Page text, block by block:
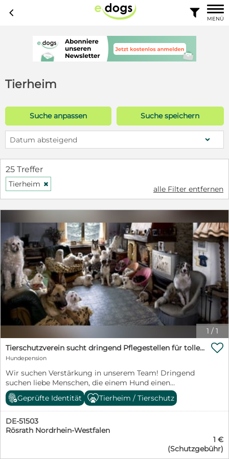
c 
MENÜ
Tierheim
Suche anpassen Suche speichern
Datum absteigend
25 Treffer
Tierheim H
alle Filter entfernen
1 / 1
Tierschutzverein sucht dringend Pflegestellen für tolle Hunde :- ) in NRW
Hundepension
Wir suchen Verstärkung in unserem Team! Dringend
suchen liebe Menschen, die einem Hund einen
Pflegeplatz bis zur Vermittlung geben möchten.
Manchen Hunde sind innerhalb von 2 Wochen bereits
vermittelt, andere brauchen mehrere Monate. Es
suchen junge, alte, kleine und große Hunde einen
Pflegeplatz! Unser Verein übernimmt die Versicherung,
Leckerchen! Die lieben Menschen, welche den Hund in

Geprüfte Identität Tierheim / Tierschutz
DE-51503
Rösrath Nordrhein-Westfalen
1 €
(Schutzgebühr)